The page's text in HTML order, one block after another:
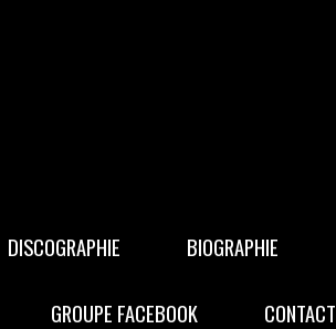
DISCOGRAPHIE BIOGRAPHIE
GROUPE FACEBOOK CONTACT